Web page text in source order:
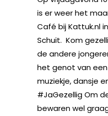
is er weer het
Café bij Kattuk.nl
Schuit. Kom
de andere
het genot van een
muziekje, dansje
#JaGezellig Om
bewaren wel